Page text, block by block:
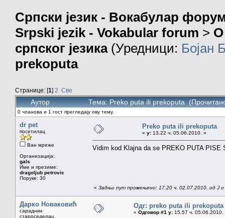
Српски језик - Вокабулар
Srpski jezik - Vokabular forum > О
српског језика(Уредници: Бојан
prekoputa
Странице: [1] 2 Све
Аутор Тема: Preko puta ili prekoputa
0 чланова и 1 гост прегледају ову тему.
dr pet
посетилац
Ван мреже
Организација:
gals
Име и презиме:
dragoljub petrovic
Поруке: 30
Preko puta ili prekoputa
« у: 13.22 ч. 05.06.2010. »
Vidim kod Klajna da se PREKO PUTA
« Задњи пут промењено: 17.20 ч. 02.07.2010. од J o
Дарко Новаковић
сарадник
староседелац
Одг: preko puta ili prekoputa
« Одговор #1 у: 15.57 ч. 05.06.2010.